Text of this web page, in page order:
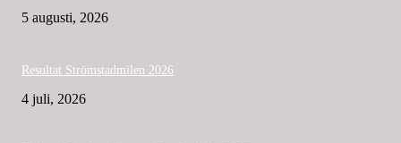
5 augusti, 2026
Resultat Strömstadmilen 2026
4 juli, 2026